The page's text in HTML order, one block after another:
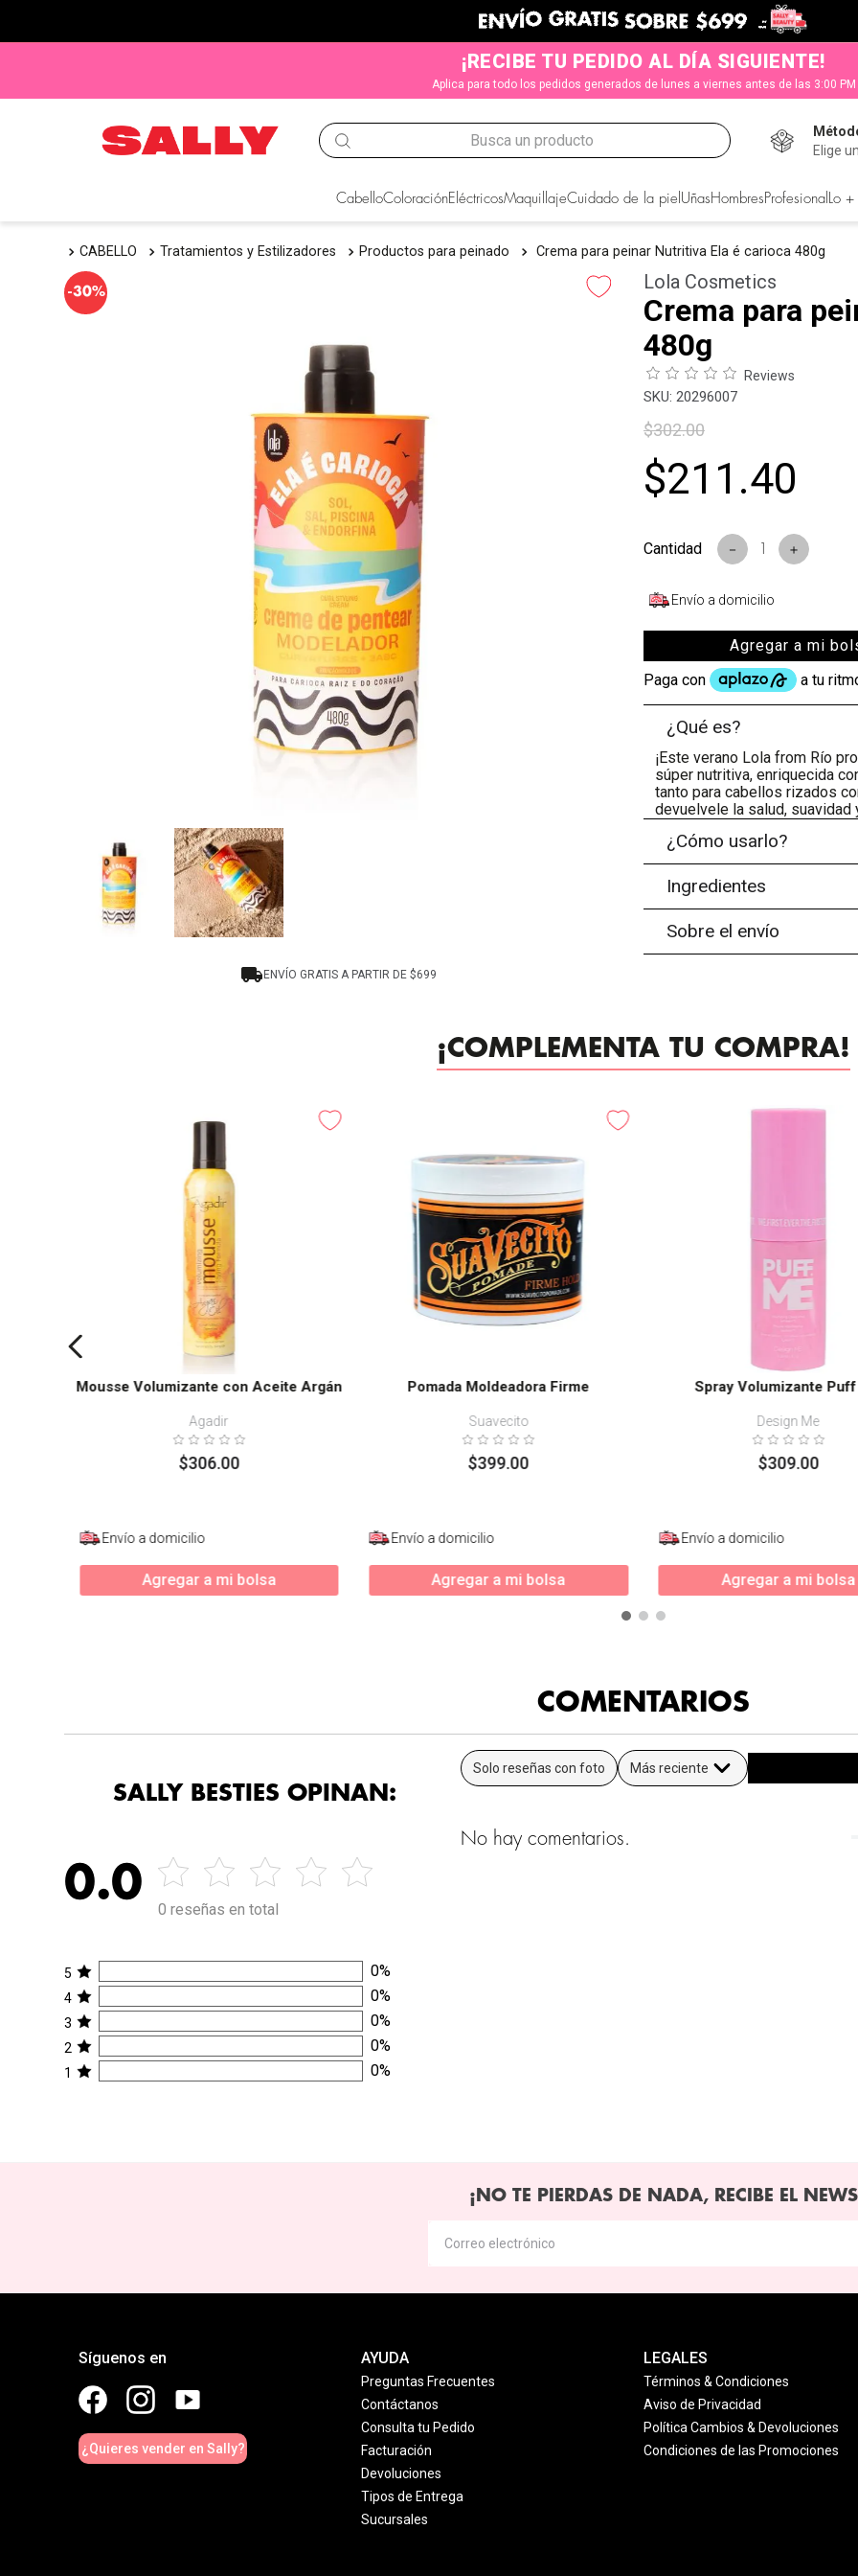
¡RECIBE TU PEDIDO AL DÍA SIGUIENTE!
Aplica para todo los pedidos generados de lunes a viernes antes de las 3:00 PM
Busca un producto
Elige
CabelloColoraciónEléctricosMaquillajeCuidado de la piel Uñas Hombres Profesional Lo
CABELLO Tratamientos y Estilizadores Productos para peinado Crema para peinar Nutritiva Ela é carioca 480g
-30%
ENVÍO GRATIS A PARTIR DE $699
Lola Cosmetics
Crema para
480g
Reviews
: 20296007
$302.00
$211 .40
＋
－
Envío a domicilio
Agregar a mi
¿Qué es?
¡Este verano Lola from Río
súper nutritiva, enriquecida
tanto para cabellos rizados
devuelvele la salud, suavidad
¿Cómo usarlo?
Ingredientes
Sobre el envío
¡COMPLEMENTA TU COMPRA!
Mousse Volumizante con Aceite Argán
Agadir
$306.00
Envío a domicilio
Agregar a mi bolsa
Pomada Moldeadora Firme
Suavecito
$399.00
Envío a domicilio
Agregar a mi bolsa
Spray Volumizante
Design Me
$309.00
Envío a domicilio
Agregar a mi bolsa
COMENTARIOS
SALLY BESTIES OPINAN:
0.0
0 reseñas en total
5 0%
4 0%
3 0%
2 0%
1 0%
Solo reseñas con foto Más reciente
No hay comentarios.
¡NO TE PIERDAS DE NADA, RECIBE EL
Síguenos en
¿Quieres vender en Sally?
AYUDA
Preguntas Frecuentes
Contáctanos
Consulta tu Pedido
Facturación
Devoluciones
Tipos de Entrega
Sucursales
LEGALES
Términos & Condiciones
Aviso de Privacidad
Política Cambios & Devoluciones
Condiciones de las Promociones
TÉRMINOS MÁS BUSCADOS
2. igora
olaplex
manic panic
7. tocobo
8 protectores termicos
9. tinte
10 naked hair